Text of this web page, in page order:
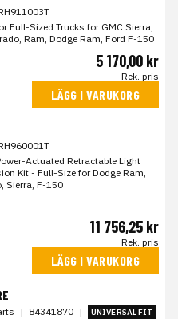
Full-Sized Trucks for GMC Sierra,
Ram, Dodge Ram, Ford F-150
5 170,00 kr
Rek. pris
LÄGG I VARUKORG
Actuated Retractable Light
Kit - Full-Size for Dodge Ram,
Sierra, F-150
11 756,25 kr
Rek. pris
LÄGG I VARUKORG
| 84341870 | UNIVERSAL FIT